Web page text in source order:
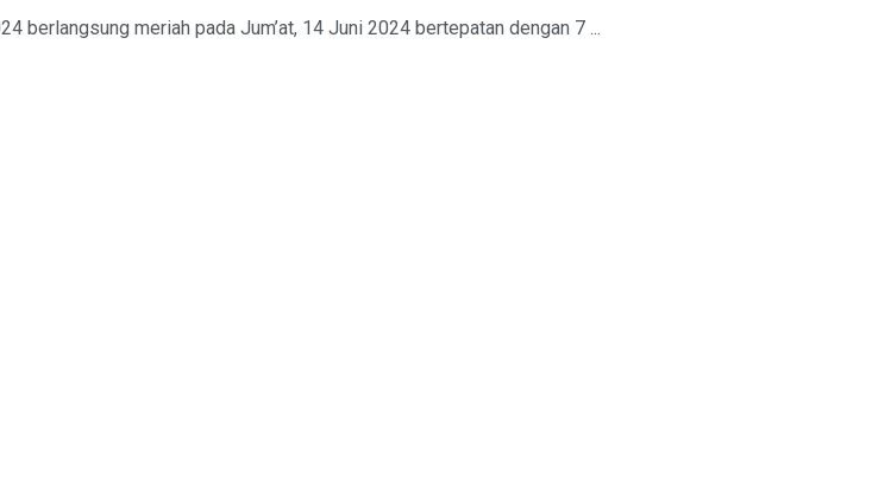
berlangsung meriah pada Jum’at, 14 Juni 2024 bertepatan dengan 7 ...